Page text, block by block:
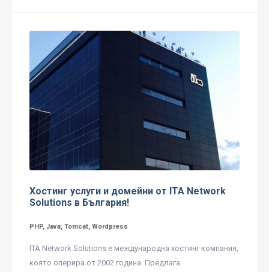
Хостинг услуги и домейни от ITA Network
Solutions в България!
PHP, Java, Tomcat, Wordpress
ITA Network Solutions е международна хостинг компания,
която оперира от 2002 година. Предлага